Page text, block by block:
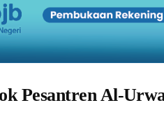
Pesantren Al-